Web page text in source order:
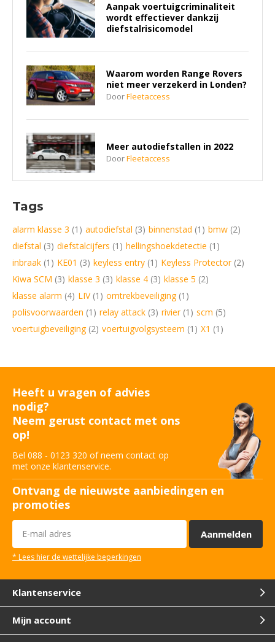
Aanpak voertuigcriminaliteit
wordt effectiever dankzij
diefstalrisicomodel
Waarom worden Range Rovers
niet meer verzekerd in Londen?
DoorFleetaccess
Meer autodiefstallen in 2022
DoorFleetaccess
DoorFleetaccess
Ook Tesla gevoelig voor Relay
Attack
DoorFleetaccess
DoorFleetaccess
Definitieve diefstalcijfers 2020:
Dit is de complete lijst
Peugeot motorkap nieuwe
doelwit van dieven
Meer autodiefstallen in de
buitenwijk ten opzichte van de
binnenstad
Tags
alarm klasse 3 (1) autodiefstal (3) binnenstad (1) bmw (2)
diefstal (3) diefstalcijfers (1) hellingshoekdetectie (1)
inbraak (1) KE01 (3) keyless entry (1) Keyless Protector (2)
Kiwa SCM (3) klasse 3 (3) klasse 4 (3) klasse 5 (2)
klasse alarm (4) LIV (1) omtrekbeveiliging (1)
polisvoorwaarden (1) relay attack (3) rivier (1) scm (5)
voertuigbeveiliging (2) voertuigvolgsysteem (1) X1 (1)
Heeft u vragen of advies
nodig?
Neem gerust contact met ons
op!
Bel 088 - 0123 320 of neem contact op
met onze klantenservice.
Ontvang de nieuwste aanbiedingen en
promoties
Aanmelden
* Lees hier de wettelijke beperkingen
Klantenservice
Mijn account